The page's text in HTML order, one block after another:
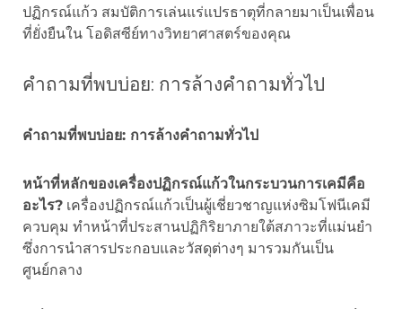
ปฏิกรณ์แก้ว สมบัติการเล่นแร่แปรธาตุที่กลายมาเป็นเพื่อน
ที่ยั่งยืนใน โอดิสซีย์ทางวิทยาศาสตร์ของคุณ
คำถามที่พบบ่อย: การล้างคำถามทั่วไป
คำถามที่พบบ่อย: การล้างคำถามทั่วไป
หน้าที่หลักของเครื่องปฏิกรณ์แก้วในกระบวนการเคมีคือ
อะไร? เครื่องปฏิกรณ์แก้วเป็นผู้เชี่ยวชาญแห่งซิมโฟนีเคมี
ควบคุม ทำหน้าที่ประสานปฏิกิริยาภายใต้สภาวะที่แม่นยำ
ซึ่งการนำสารประกอบและวัสดุต่างๆ มารวมกันเป็น
ศูนย์กลาง